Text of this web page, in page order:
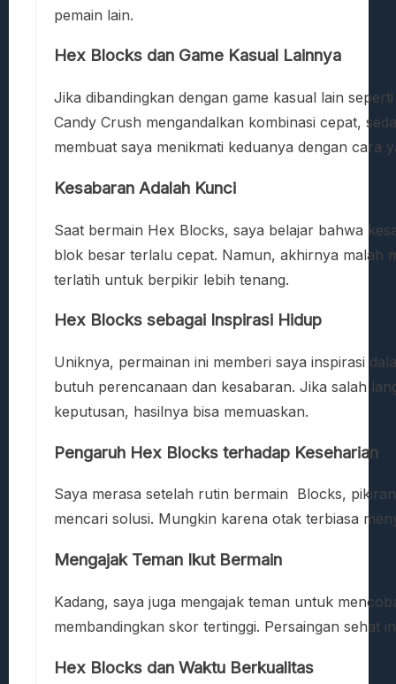
pemain lain.
Hex Blocks dan Game Kasual Lainnya
Jika dibandingkan dengan game kasual lain
Candy Crush mengandalkan kombinasi cepat,
membuat saya menikmati keduanya dengan cara
Kesabaran Adalah Kunci
Saat bermain Hex Blocks, saya belajar bahwa
blok besar terlalu cepat. Namun, akhirnya malah
terlatih untuk berpikir lebih tenang.
Hex Blocks sebagai Inspirasi Hidup
Uniknya, permainan ini memberi saya inspirasi
butuh perencanaan dan kesabaran. Jika salah
keputusan, hasilnya bisa memuaskan.
Pengaruh Hex Blocks terhadap Keseharian
Saya merasa setelah rutin bermain Blocks,
mencari solusi. Mungkin karena otak terbiasa
Mengajak Teman Ikut Bermain
Kadang, saya juga mengajak teman untuk
membandingkan skor tertinggi. Persaingan sehat
Hex Blocks dan Waktu Berkualitas